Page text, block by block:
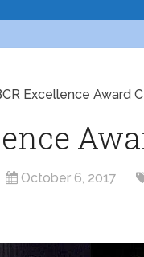
Excellence Award
October 6, 2017